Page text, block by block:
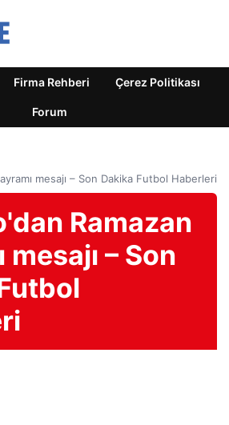
Firma Rehberi Çerez Politikası
Forum
mesajı – Son Dakika Futbol Haberleri
Ramazan
mesajı – Son